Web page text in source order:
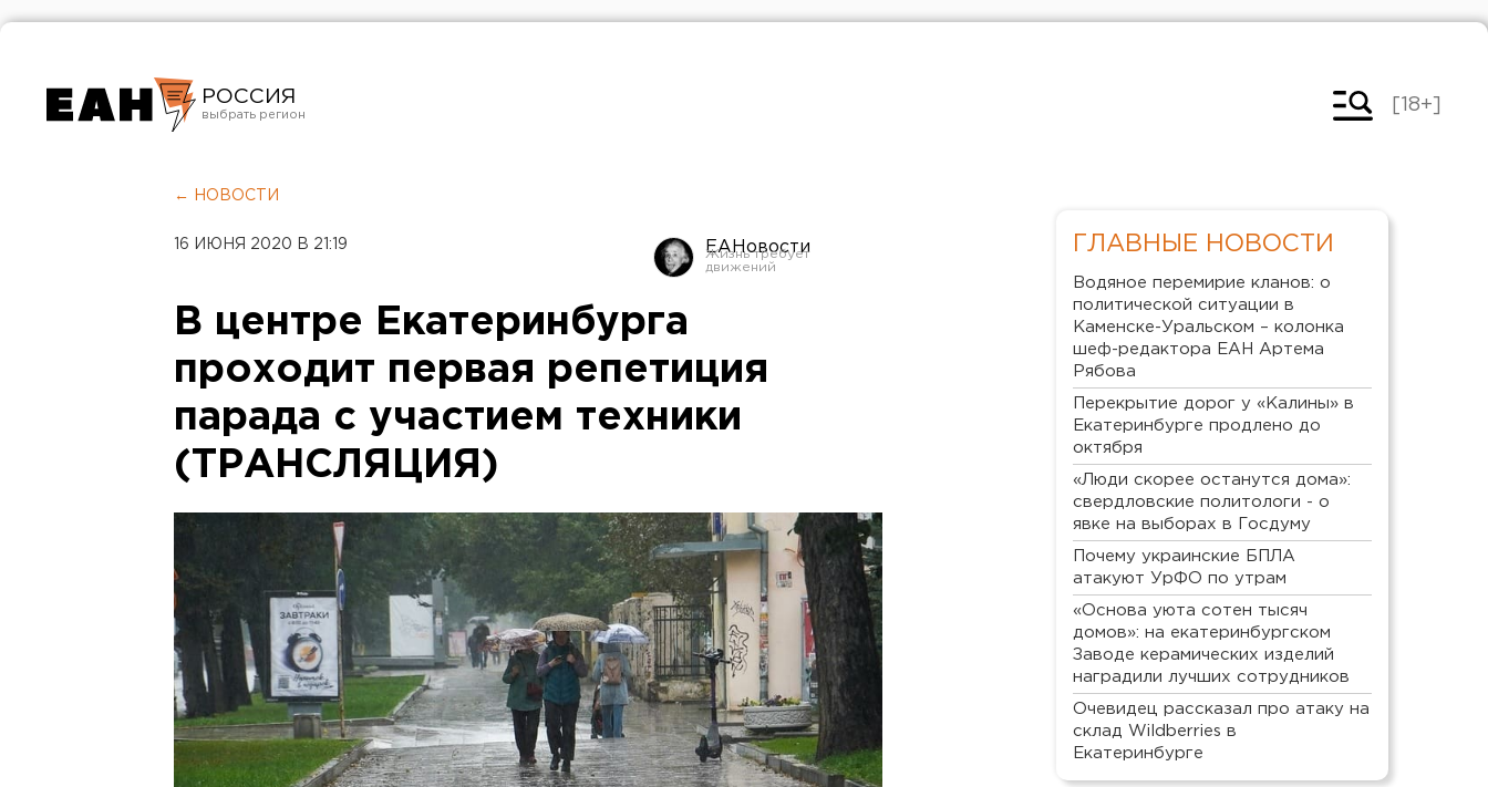
РОССИЯ
Челябинск
[18+]
← НОВОСТИ
16 ИЮНЯ 2020 В 21:19 ЕАНовости
В центре Екатеринбурга
проходит первая репетиция
парада с участием техники
(ТРАНСЛЯЦИЯ)
ГЛАВНЫЕ НОВОСТИ
Водяное перемирие кланов: о
политической ситуации в
Каменске-Уральском – колонка
шеф-редактора ЕАН Артема
Рябова
Перекрытие дорог у «Калины» в
Екатеринбурге продлено до
октября
«Люди скорее останутся дома»:
свердловские политологи - о
явке на выборах в Госдуму
Почему украинские БПЛА
атакуют УрФО по утрам
«Основа уюта сотен тысяч
домов»: на екатеринбургском
Заводе керамических изделий
наградили лучших сотрудников
Очевидец рассказал про атаку на
склад Wildberries в
Екатеринбурге